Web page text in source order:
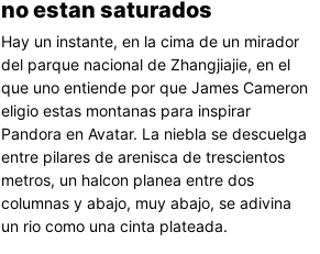
no estan saturados
Hay un instante, en la cima de un mirador
del parque nacional de Zhangjiajie, en el
que uno entiende por que James Cameron
eligio estas montanas para inspirar
Pandora en Avatar. La niebla se descuelga
entre pilares de arenisca de trescientos
metros, un halcon planea entre dos
columnas y abajo, muy abajo, se adivina
un rio como una cinta plateada.